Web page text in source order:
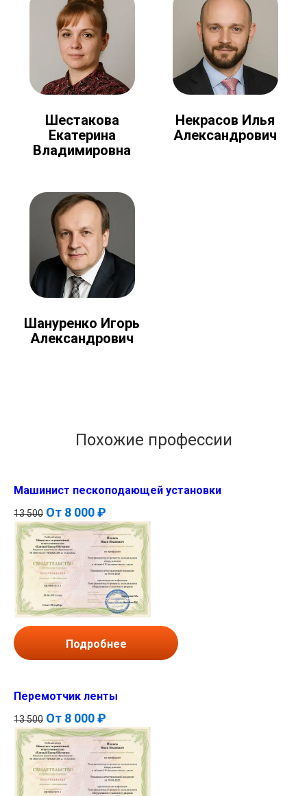
Шестакова
Екатерина
Владимировна
Некрасов Илья
Александрович
Шануренко Игорь
Александрович
Похожие профессии
Машинист пескоподающей установки
13 500 От 8 000 ₽
Подробнее
Перемотчик ленты
13 500 От 8 000 ₽